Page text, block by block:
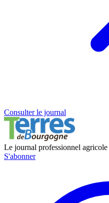
Consulter le journal
Le journal professionnel
S'abonner